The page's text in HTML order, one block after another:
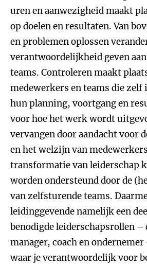
uren en aanwezigheid maakt
op doelen en resultaten. Van
en problemen oplossen
verantwoordelijkheid geven
teams. Controleren maakt
medewerkers en teams die
hun planning, voortgang en
voor hoe het werk wordt
vervangen door aandacht voor
en het welzijn van
transformatie van leiderschap
worden ondersteund door de
van zelfsturende teams.
leidinggevende namelijk een
benodigde leiderschapsrollen –
manager, coach en
waar je verantwoordelijk voor